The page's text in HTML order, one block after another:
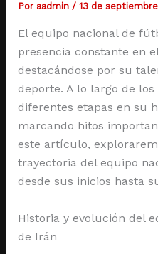
Por aadmin / 13 de
El equipo nacional de
presencia constante en
destacándose por su
deporte. A lo largo de
diferentes etapas en su
marcando hitos
este artículo,
trayectoria del equipo
desde sus inicios hasta
Historia y evolución del
de Irán